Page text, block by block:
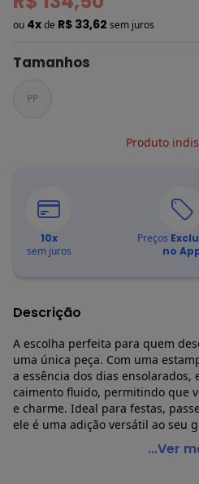
ou 4xde R$ 33,62 sem juros
Tamanhos
PP
Produto
10x
sem juros
Preços
no
Descrição
A escolha perfeita para quem
uma única peça. Com uma
a essência dos dias
caimento fluido, permitindo que
e charme. Ideal para festas,
ele é uma adição versátil ao seu
Malwee - Vestido Longo...Ver